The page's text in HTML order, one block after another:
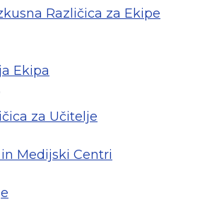
Različica za Ekipe
Ekipa
za Učitelje
Medijski Centri